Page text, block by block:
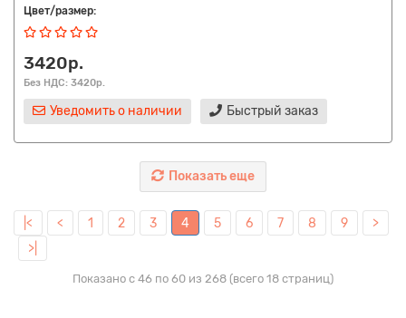
Цвет/размер:
3420р.
Без НДС: 3420р.
Уведомить о наличии Быстрый заказ
Показать еще
|< < 1 2 3 4 5 6 7 8 9
>
>|
Показано с 46 по 60 из 268 (всего 18 страниц)